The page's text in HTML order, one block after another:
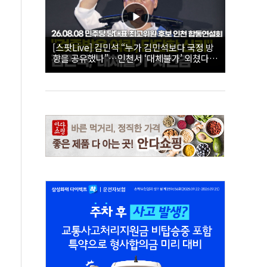
[스팟Live] 김민석 “누가 김민석보다 국정 방
향을 공유했나”…인천서 ‘대체불가’ 외쳤다 |
26.08.08 더불어민주당 당대표·최고위원 후